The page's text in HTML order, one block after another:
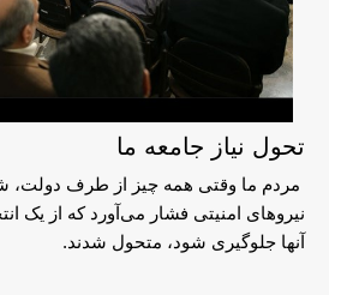
تحول نیاز جامعه ما
مردم ما وقتی همه چیز از طرف دولت،
نیروهای امنیتی فشار می‌آورد که از یک
آنها جلوگیری شود، متحول شدند.